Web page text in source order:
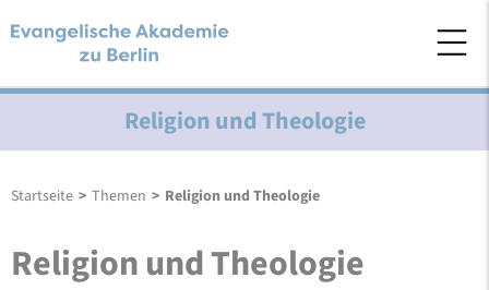
Religion und Theologie
Startseite > Themen > Religion und Theologie
Religion und Theologie